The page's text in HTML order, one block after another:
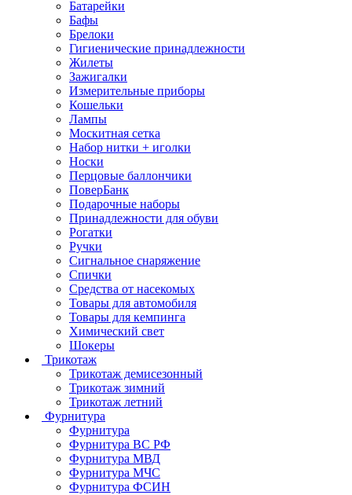
Батарейки
Бафы
Брелоки
Гигиенические принадлежности
Жилеты
Зажигалки
Измерительные приборы
Кошельки
Лампы
Москитная сетка
Набор нитки + иголки
Носки
Перцовые баллончики
ПоверБанк
Подарочные наборы
Принадлежности для обуви
Рогатки
Ручки
Сигнальное снаряжение
Спички
Средства от насекомых
Товары для автомобиля
Товары для кемпинга
Химический свет
Шокеры
Трикотаж
Трикотаж демисезонный
Трикотаж зимний
Трикотаж летний
Фурнитура
Фурнитура
Фурнитура ВС РФ
Фурнитура МВД
Фурнитура МЧС
Фурнитура ФСИН